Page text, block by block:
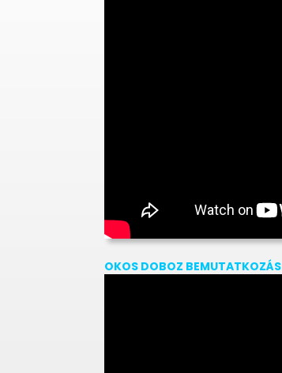
OKOS DOBOZ BEMUTATKOZÁS